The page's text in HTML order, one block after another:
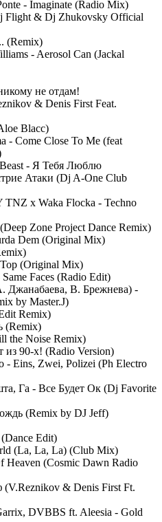
- Imaginate (Radio Mix)
Flight & Dj Zhukovsky Official
(Remix)
- Aerosol Can (Jackal
не отдам!
& Denis First Feat.
Blacc)
- Come Close To Me (feat
- Я Тебя Люблю
Атаки (Dj A-One Club
x Waka Flocka - Techno
Zone Project Dance Remix)
Dem (Original Mix)
(Original Mix)
Faces (Radio Edit)
Джанабаева, В. Брежнева) -
by Master.J)
Remix)
(Remix)
the Noise Remix)
90-х! (Radio Version)
- Eins, Zwei, Polizei (Ph Electro
Га - Все Будет Ок (Dj Favorite
(Remix by DJ Jeff)
Edit)
(La, La, La) (Club Mix)
Heaven (Cosmic Dawn Radio
& Denis First Ft.
DVBBS ft. Aleesia - Gold